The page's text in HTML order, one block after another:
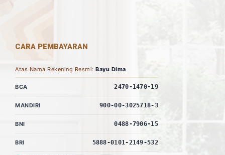
CARA PEMBAYARAN
Atas Nama Rekening Resmi: Bayu Dima
BCA 2470-1470-19
MANDIRI 900-00-3025718-3
BNI 0488-7906-15
BRI 5888-0101-2149-532